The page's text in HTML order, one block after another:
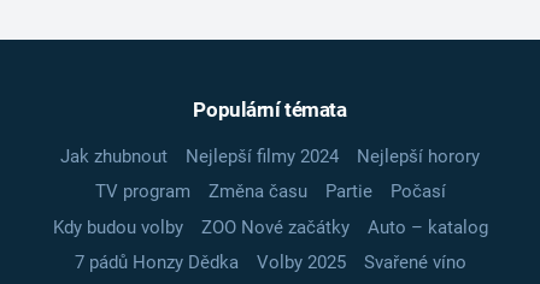
Populární témata
Jak zhubnout Nejlepší filmy 2024
Nejlepší horory
TV program
Změna času Partie
Počasí
Kdy budou volby
ZOO Nové začátky
Auto – katalog
7 pádů Honzy Dědka
Volby 2025
Svařené víno